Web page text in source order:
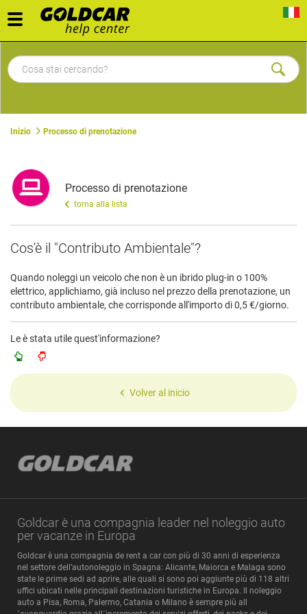
Toggle
navigation
Inizio Processo di prenotazione
Processo di prenotazione
torna alla lista
Cos'è il "Contributo Ambientale"?
Quando noleggi un veicolo che non è un ibrido plug-in o 100%
elettrico, applichiamo, già incluso nel prezzo della prenotazione, un
contributo ambientale, che corrisponde all'importo di 0,5 €/giorno.
Le è stata utile quest'informazione?
Volver al inicio
Goldcar è una compagnia leader nel noleggio auto
per vacanze in Europa
Goldcar è una compagnia de rent a car con più di 30 anni di esperienza
nel settore dell’autonoleggio in Spagna: Alicante, Maiorca e Malaga sono
state le prime sedi ad aprire, alle quali si sono poi aggiunte più di 118 altri
uffici ubicati nelle principali destinazioni turistiche in Europa. Il noleggio
auto a Pisa, Roma, Palermo, Catania o Milano è sempre più all